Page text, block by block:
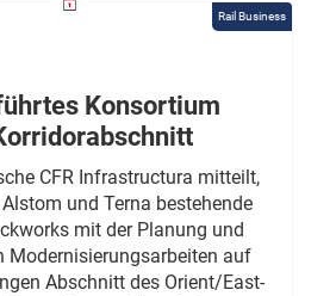
Rail Business
Konsortium
CFR Infrastructura mitteilt,
und Terna bestehende
mit der Planung und
Modernisierungsarbeiten auf
Abschnitt des Orient/East-